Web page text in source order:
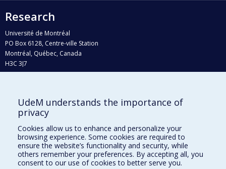
Research
Université de Montréal
PO Box 6128, Centre-ville Station
Montréal, Québec, Canada
H3C 3J7
Who does what?
Find us
Site map
Accessibility
UdeM understands the importance of
privacy
Cookies allow us to enhance and personalize your
browsing experience. Some cookies are required to
ensure the website’s functionality and security, while
others remember your preferences. By accepting all, you
consent to our use of cookies to better serve you.